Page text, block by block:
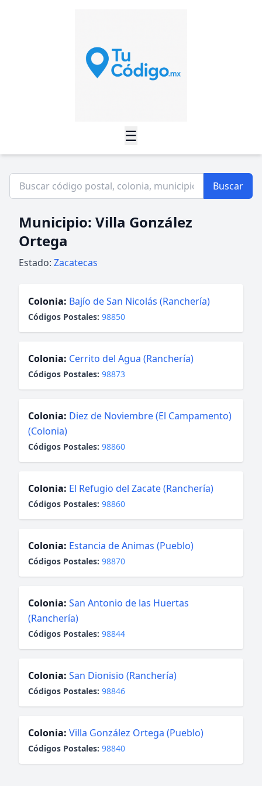
☰
Buscar
Municipio: Villa González
Ortega
Estado: Zacatecas
Colonia: Bajío de San Nicolás (Ranchería)
Códigos Postales: 98850
Colonia: Cerrito del Agua (Ranchería)
Códigos Postales: 98873
Colonia: Diez de Noviembre (El Campamento)
(Colonia)
Códigos Postales: 98860
Colonia: El Refugio del Zacate (Ranchería)
Códigos Postales: 98860
Colonia: Estancia de Animas (Pueblo)
Códigos Postales: 98870
Colonia: San Antonio de las Huertas
(Ranchería)
Códigos Postales: 98844
Colonia: San Dionisio (Ranchería)
Códigos Postales: 98846
Colonia: Villa González Ortega (Pueblo)
Códigos Postales: 98840